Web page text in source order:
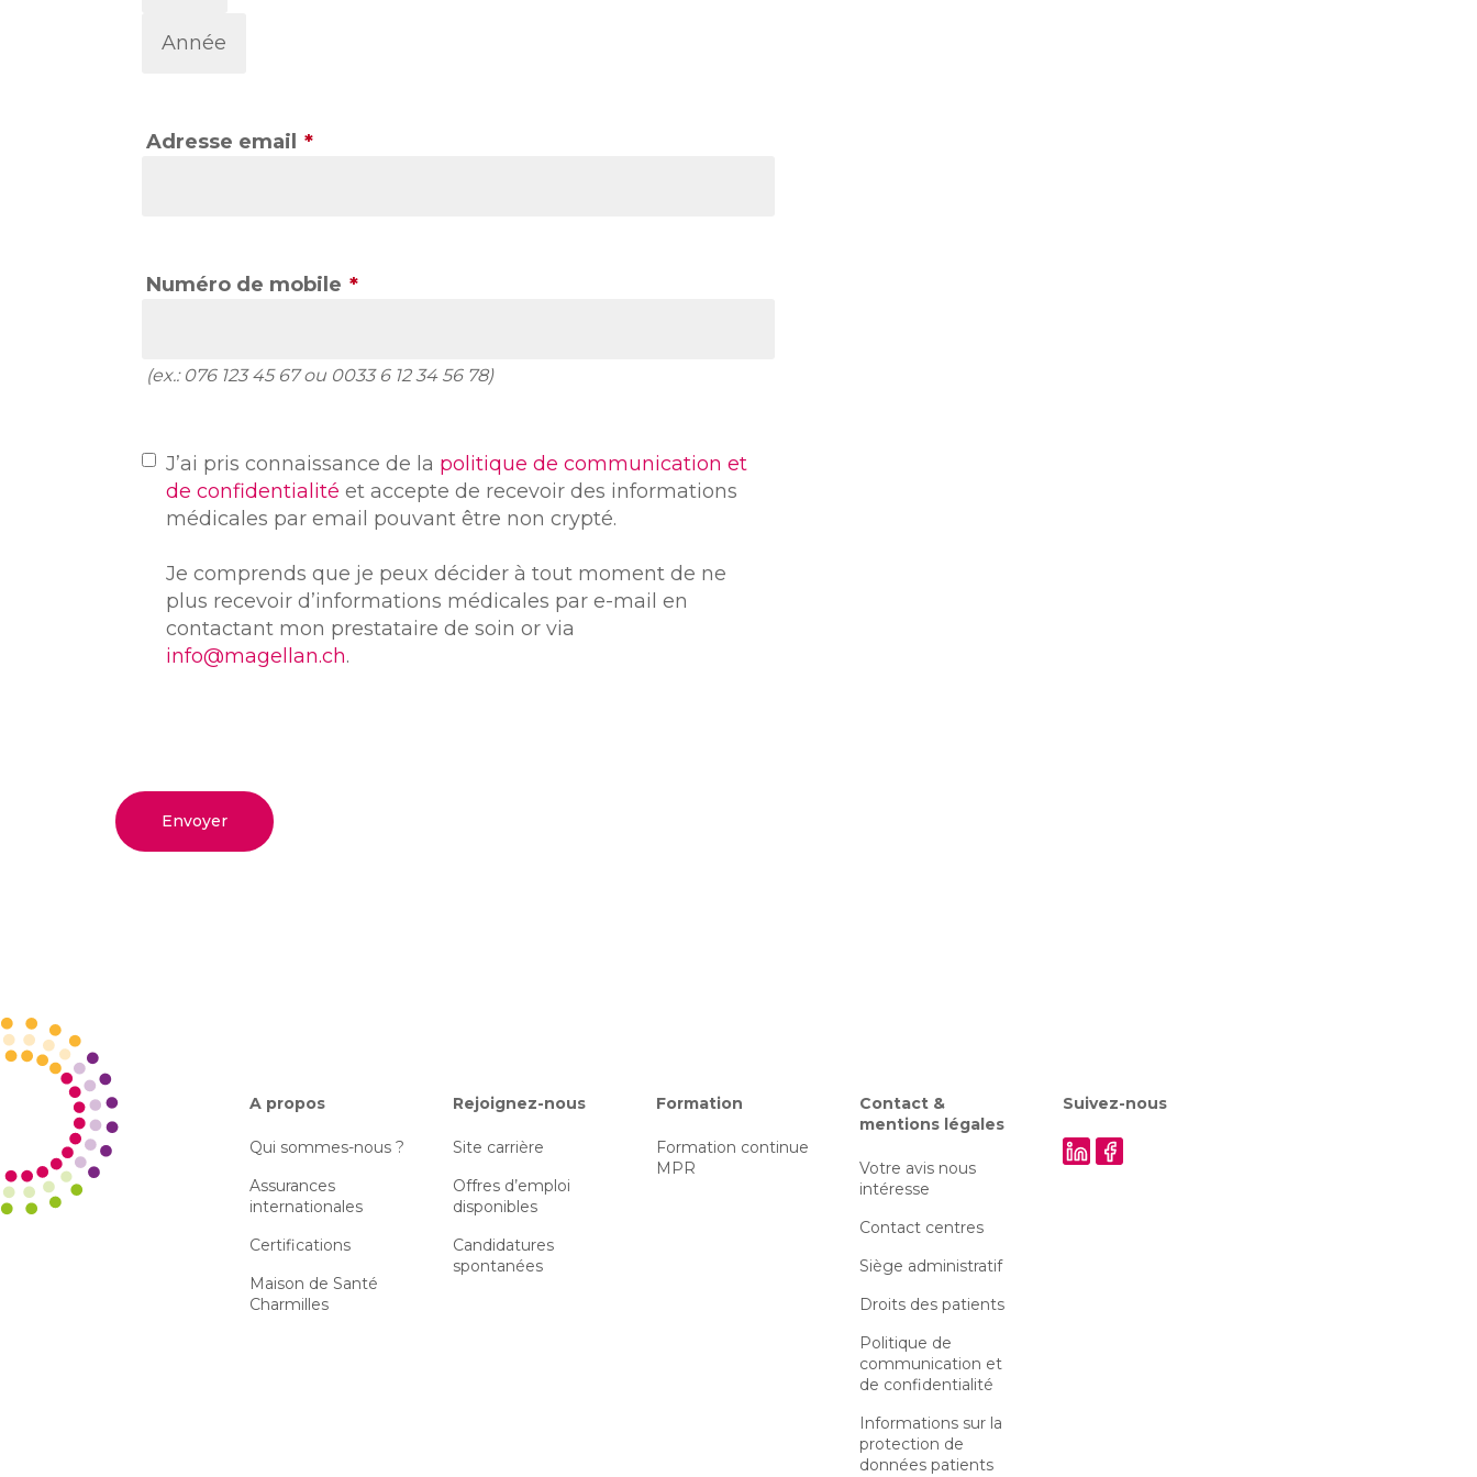
Année
Adresse email *
Numéro de mobile *
(ex.: 076 123 45 67 ou 0033 6 12 34 56 78)
J’ai pris connaissance de la politique de communication et
de confidentialité et accepte de recevoir des informations
médicales par email pouvant être non crypté.
Je comprends que je peux décider à tout moment de ne
plus recevoir d’informations médicales par e-mail en
contactant mon prestataire de soin or via
info@magellan.ch.
A propos
Qui sommes-nous ?
Assurances
internationales
Certifications
Maison de Santé
Charmilles
Rejoignez-nous
Site carrière
Offres d’emploi
disponibles
Candidatures
spontanées
Formation
Formation continue
MPR
Contact &
mentions légales
Votre avis nous
intéresse
Contact centres
Siège administratif
Droits des patients
Politique de
communication et
de confidentialité
Informations sur la
protection de
données patients
Suivez-nous